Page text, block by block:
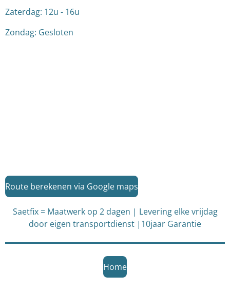
Zaterdag: 12u - 16u
Zondag: Gesloten
Route berekenen via Google maps
Saetfix = Maatwerk op 2 dagen | Levering elke vrijdag
door eigen transportdienst |10jaar Garantie
Home